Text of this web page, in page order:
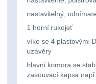
Svítilny
pro
AA/AAA/14500
Univerzalní
tašky
Přepravne
tašky
střední
vzdálenost
Monokuláry
Príslušenstvo
Čelové svetlá -
Taktické svietidlá 10
Lucerny a
lampy1
nastavitelný,
1 horní rukojeť
víko se 4 plastovými
uzávěry
hlavní komora se
zasouvací kapsa